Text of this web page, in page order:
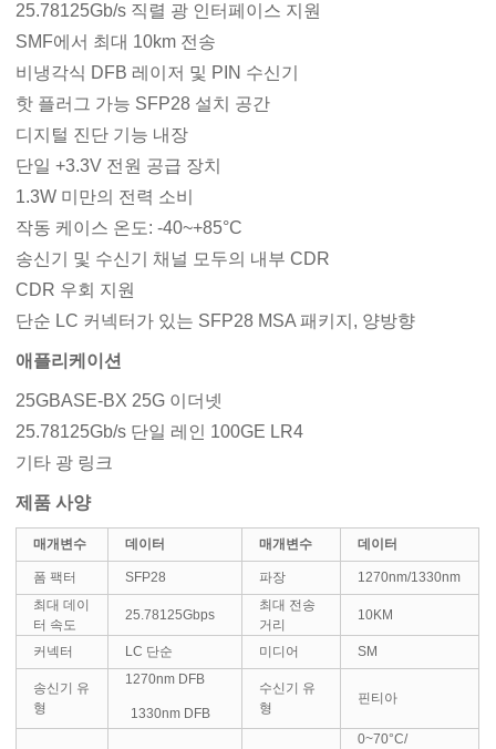
25.78125Gb/s 직렬 광 인터페이스 지원
SMF에서 최대 10km 전송
비냉각식 DFB 레이저 및 PIN 수신기
핫 플러그 ​​가능 SFP28 설치 공간
디지털 진단 기능 내장
단일 +3.3V 전원 공급 장치
1.3W 미만의 전력 소비
작동 케이스 온도: -40~+85°C
송신기 및 수신기 채널 모두의 내부 CDR
CDR 우회 지원
단순 LC 커넥터가 있는 SFP28 MSA 패키지, 양방향
애플리케이션
25GBASE-BX 25G 이더넷
25.78125Gb/s 단일 레인 100GE LR4
기타 광 링크
제품 사양
매개변수 데이터 매개변수 데이터
폼 팩터 SFP28 파장
1270nm/1330nm
최대 데이
터 속도
25.78125Gbps
최대 전송
거리
10KM
커넥터 LC 단순 미디어 SM
송신기 유
형
1270nm DFB
1330nm DFB
수신기 유
형
핀티아
0~70°C/